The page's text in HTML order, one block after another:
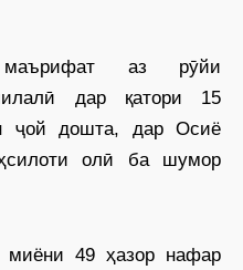
аз рӯйи
дар қатори 15
ҷой дошта, дар Осиё
олӣ ба шумор
миёни 49 ҳазор нафар